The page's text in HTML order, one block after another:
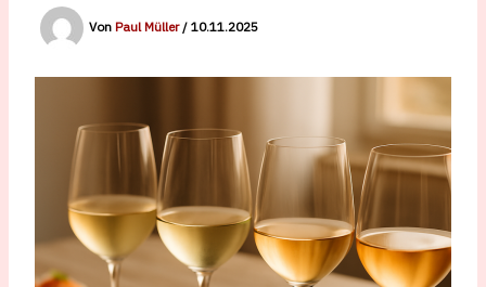
Von Paul Müller/ 10.11.2025